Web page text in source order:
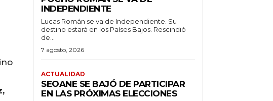
INDEPENDIENTE
Lucas Román se va de Independiente. Su
destino estará en los Países Bajos. Rescindió
de...
7 agosto, 2026
ACTUALIDAD
SEOANE SE BAJÓ DE PARTICIPAR
EN LAS PRÓXIMAS ELECCIONES